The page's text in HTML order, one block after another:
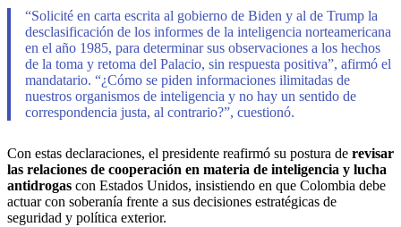
“Solicité en carta escrita al gobierno de Biden y al de Trump la
desclasificación de los informes de la inteligencia norteamericana
en el año 1985, para determinar sus observaciones a los hechos
de la toma y retoma del Palacio, sin respuesta positiva”, afirmó el
mandatario. “¿Cómo se piden informaciones ilimitadas de
nuestros organismos de inteligencia y no hay un sentido de
correspondencia justa, al contrario?”, cuestionó.
Con estas declaraciones, el presidente reafirmó su postura de revisar
las relaciones de cooperación en materia de inteligencia y lucha
antidrogas con Estados Unidos, insistiendo en que Colombia debe
actuar con soberanía frente a sus decisiones estratégicas de
seguridad y política exterior.